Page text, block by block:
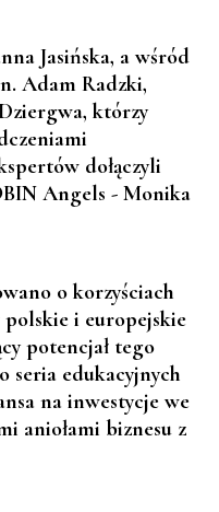
Jasińska, a wśród
Adam Radzki,
, którzy
dołączyli
Angels - Monika
o korzyściach
polskie i europejskie
potencjał tego
seria edukacyjnych
na inwestycje we
aniołami biznesu z